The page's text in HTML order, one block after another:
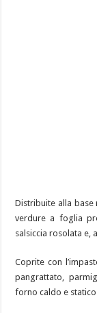
Distribuite alla
verdure a foglia
salsiccia rosolata e,
Coprite con
pangrattato,
forno caldo e